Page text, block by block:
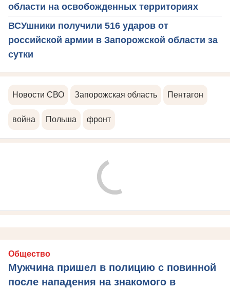
области на освобожденных территориях
ВСУшники получили 516 ударов от
российской армии в Запорожской области за
сутки
Новости СВО Запорожская область Пентагон
война Польша фронт
Общество
Мужчина пришел в полицию с повинной
после нападения на знакомого в